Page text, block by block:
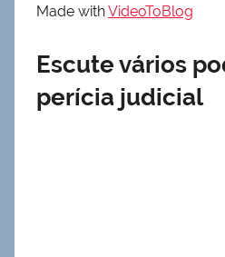
Made withVideoToBlog
Escute vários
perícia judicial